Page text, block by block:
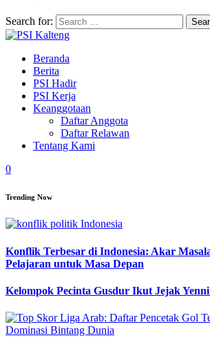
Search for:
Beranda
Berita
PSI Hadir
PSI Kerja
Keanggotaan
Daftar Anggota
Daftar Relawan
Tentang Kami
0
Trending Now
Konflik Terbesar di Indonesia: Akar
Pelajaran untuk Masa Depan
Kelompok Pecinta Gusdur Ikut Jejak